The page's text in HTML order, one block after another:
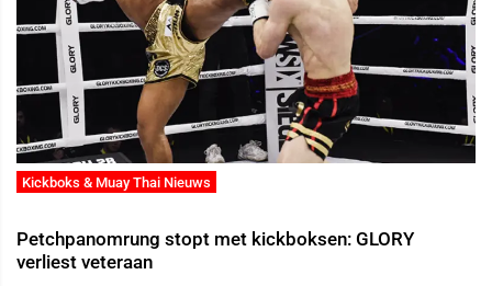
Kickboks & Muay Thai Nieuws
Petchpanomrung stopt met kickboksen: GLORY
verliest veteraan